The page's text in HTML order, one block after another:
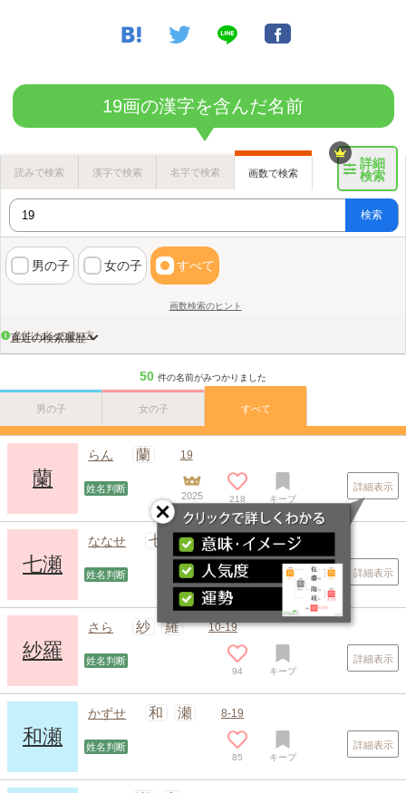
19画の漢字を含んだ名前
詳細
検索
読みで検索 漢字で検索 名字で検索 画数で検索
検索
男の子 女の子 すべて
画数検索のヒント
名付けポンの使い方
直近の検索履歴
50 件の名前がみつかりました
男の子 女の子 すべて
蘭
らん 蘭 19
姓名判断
2025 218 キープ
詳細表示
七瀬
ななせ 七 瀬 2-19
姓名判断
138 キープ
詳細表示
紗羅
さら 紗 羅 10-19
姓名判断
94 キープ
詳細表示
和瀬
かずせ 和 瀬 8-19
姓名判断
85 キープ
詳細表示